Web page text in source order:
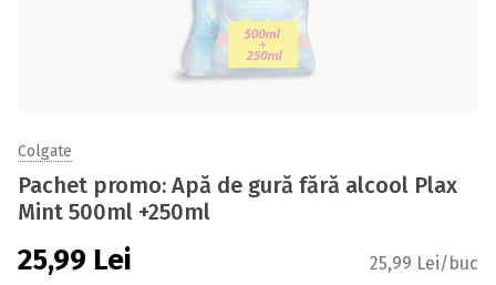
Colgate
Pachet promo: Apă de gură fără alcool Plax
Mint 500ml +250ml
25,99 Lei 25,99 Lei/buc